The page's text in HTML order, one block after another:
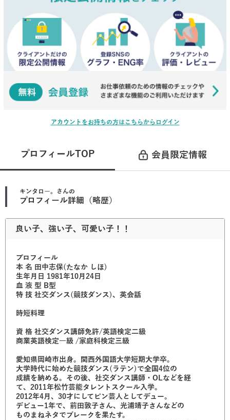
アカウントをお持ちの方はこちらからログイン
プロフィールTOP 会員限定情報
キンタロー。 さんの
プロフィール詳細（略歴）
良い子、強い子、可愛い子！！
プロフィール
本 名 田中志保(たなか しほ)
生年月日 1981年10月24日
血 液 型 B型
特 技 社交ダンス(競技ダンス)、英会話
時短料理
資 格 社交ダンス講師免許/英語検定二級
商業英語検定一級 /家庭科検定三級
愛知県岡崎市出身。関西外国語大学短期大学卒。
大学時代に始めた競技ダンス(ラテン)で全国4位の
成績を納める。その後、社交ダンス講師・OLなどを経
て、2011年松竹芸能タレントスクール入学。
2012年4月、30才にしてピン芸人としてデュー。
デビュー1年で、前田敦子さん、光浦靖子さんなどの
ものまねネタでブレークを果たす。